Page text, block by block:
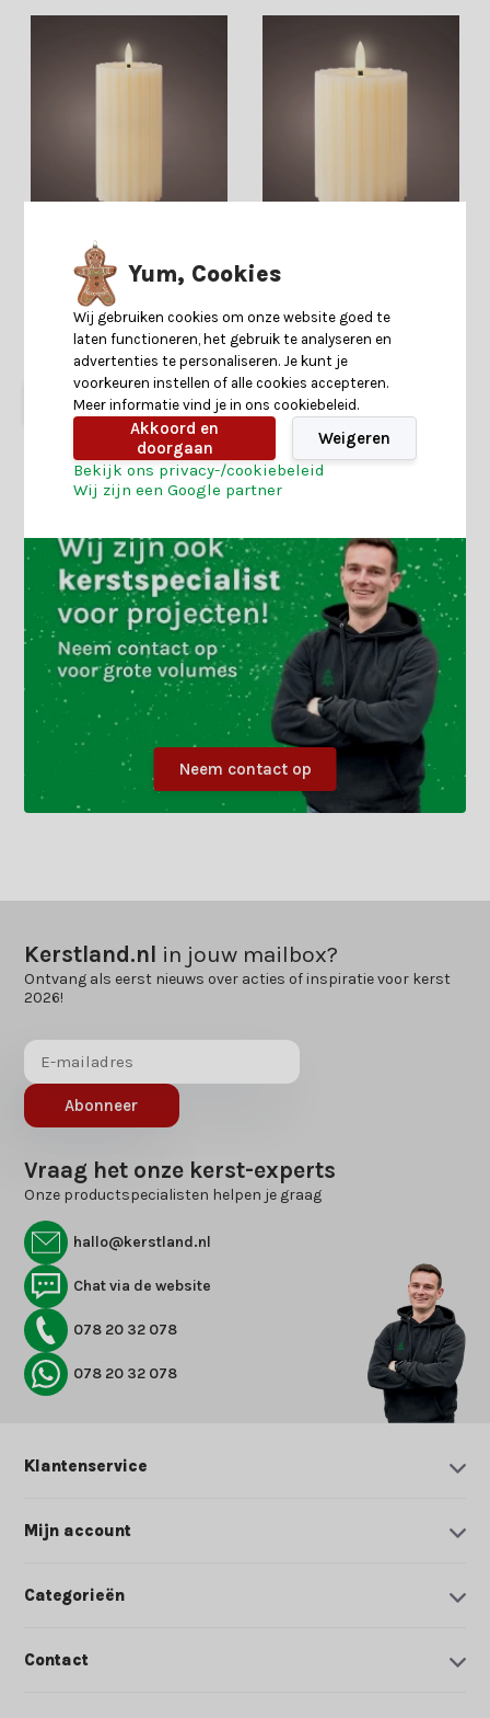
crème/warm wit |
ø7,5x17,3cm
Shop is gesloten
5,99
Shop is gesloten
9,99 7,99
Neem contact op
Kerstland.nl in jouw mailbox?
Ontvang als eerst nieuws over acties of inspiratie voor kerst
2026!
Abonneer
Vraag het onze kerst-experts
Onze productspecialisten helpen je graag
hallo@kerstland.nl
Chat via de website
078 20 32 078
078 20 32 078
Klantenservice
Mijn account
Categorieën
Contact
Yum, Cookies
Wij gebruiken cookies om onze website goed te
laten functioneren, het gebruik te analyseren en
advertenties te personaliseren. Je kunt je
voorkeuren instellen of alle cookies accepteren.
Meer informatie vind je in ons cookiebeleid.
Akkoord en
doorgaan
Weigeren
Bekijk ons privacy-/cookiebeleid
Wij zijn een Google partner